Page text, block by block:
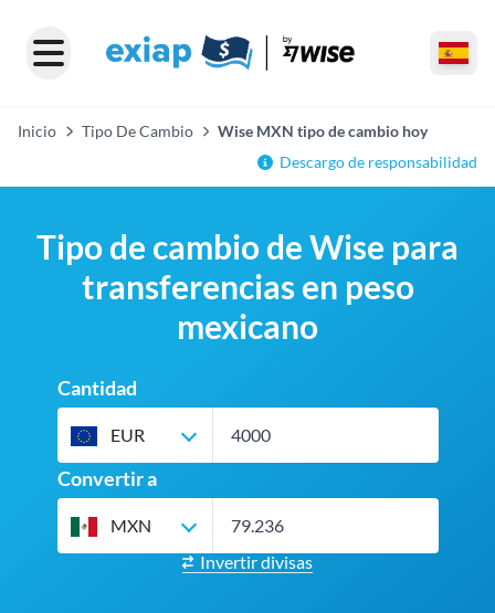
Inicio Tipo De Cambio
Wise MXN tipo de cambio hoy
Descargo de responsabilidad
Tipo de cambio de Wise para
transferencias en peso
mexicano
Cantidad
EUR
Convertir a
MXN
Invertir divisas